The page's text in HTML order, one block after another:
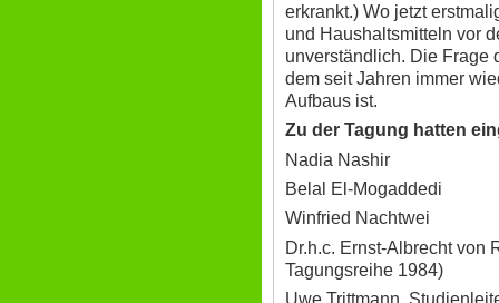
erkrankt.) Wo jetzt
und Haushaltsmitteln vor
unverständlich. Die Frage
dem seit Jahren immer
Aufbaus ist.
Zu der Tagung hatten
Nadia Nashir
Belal El-Mogaddedi
Winfried Nachtwei
Dr.h.c. Ernst-Albrecht von
Tagungsreihe 1984)
Uwe Trittmann,